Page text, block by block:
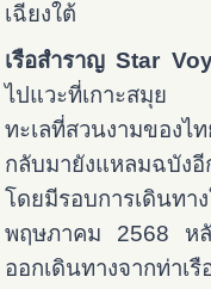
เฉียงใต้
เรือสำราญ Star
ไปแวะที่เกาะสมุย ใ
ทะเลที่สวนงามของ
กลับมายังแหลมฉบังอี
โดยมีรอบการเดินทา
พฤษภาคม 2568 หลั
ออกเดินทางจากท่าเ